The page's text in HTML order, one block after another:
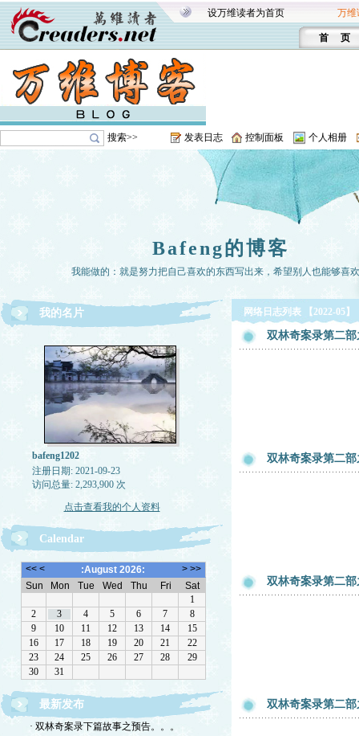
设万维读者为首页 万维
首 页
搜索>> 发表日志 控制面板 个人相册
Bafeng的博客
我能做的：就是努力把自己喜欢的东西写出来，希望别人也能够喜
我的名片
bafeng1202
注册日期: 2021-09-23
访问总量: 2,293,900 次
点击查看我的个人资料
Calendar
最新发布
· 双林奇案录下篇故事之预告。。。
网络日志列表 【2022-05】
双林奇案录第二
双林奇案录第二
双林奇案录第二
双林奇案录第二